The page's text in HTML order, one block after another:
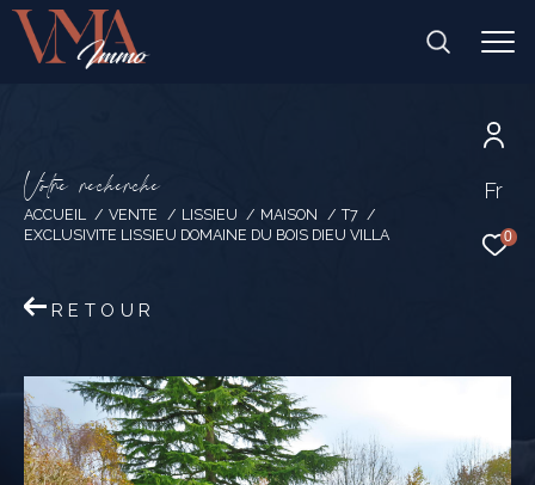
Fr
0
Votre recherche
ACCUEIL VENTE LISSIEU MAISON
T7
EXCLUSIVITE LISSIEU DOMAINE DU BOIS DIEU VILLA
RETOUR